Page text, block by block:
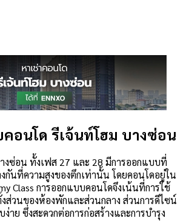
อนโด รีเจ้นท์โฮม บางซ่อน
งซ่อน ทั้งเฟส 27 และ 28 มีการออกแบบที่
กันที่ความสูงของตึกเท่านั้น โดยคอนโดอยู่ใน
Class การออกแบบคอนโดจึงเน้นที่การใช้
ส่วนของห้องพักและส่วนกลาง ส่วนการดีไซน์
าย ซึ่งสะดวกต่อการก่อสร้างและการบำรุง